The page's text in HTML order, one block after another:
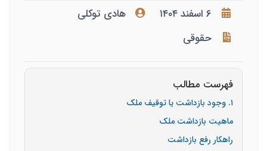
۶ اسفند ۱۴۰۴
هادی توکلی
حقوقی
فهرست مطالب
۱. وجود بازداشت یا توقیف ملک
ماهیت بازداشت ملک
راهکار رفع بازداشت